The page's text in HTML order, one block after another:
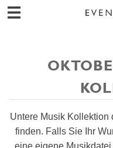
Untere Musik Kollektion
finden. Falls Sie Ihr
eine eigene